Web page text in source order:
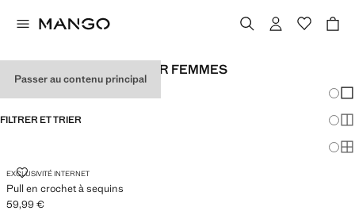
Passer au contenu principal
LOOKS DE FESTIVAL POUR FEMMES
FILTRER ET TRIER
EXCLUSIVITÉ INTERNET
Pull en crochet à sequins
PULL EN CROCHET À SEQUINS
Prix actuel [59,99 € ]
59,99 €